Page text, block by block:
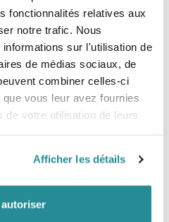
fonctionnalités relatives aux
notre trafic. Nous
sur l'utilisation de
de médias sociaux, de
combiner celles-ci
vous leur avez fournies
de votre utilisation de leurs
Afficher les détails
avoir un contrôle maximal à
La Pivot continue de
techniques pour
rend la Pivot encore plus
Nous avons obtenu ces
le Shark Teeth sur la chute
un profil équilibré du bord
fuite. Cela rend la Pivot encore
son incroyable puissance à
sa sensation de barre directe.
choix pour tout le monde